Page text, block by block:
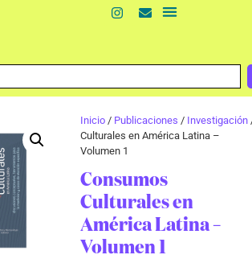
Inicio / Publicaciones / Investigación
Culturales en América Latina –
Volumen 1
Consumos
Culturales en
América Latina –
Volumen 1